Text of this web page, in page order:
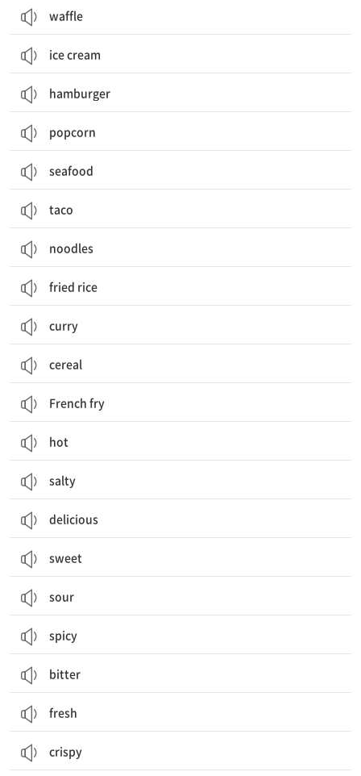
waffle
ice cream
hamburger
popcorn
seafood
taco
noodles
fried rice
curry
cereal
French fry
hot
salty
delicious
sweet
sour
spicy
bitter
fresh
crispy